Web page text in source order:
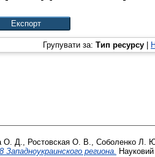
Групувати за: Тип ресурсу
О. Д., Ростовская О. В., Соболенко Л.
региона.